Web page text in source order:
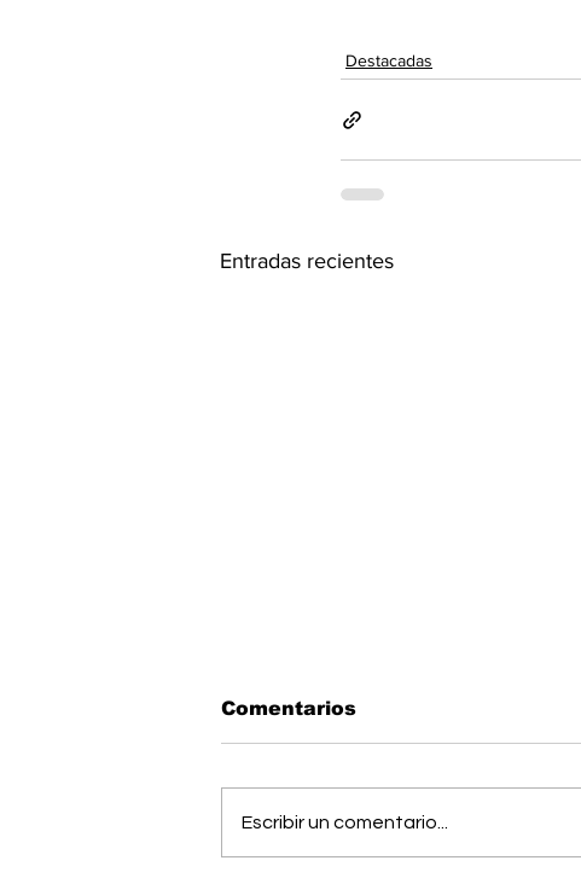
Destacadas
Entradas recientes
Comentarios
Escribir un comentario...